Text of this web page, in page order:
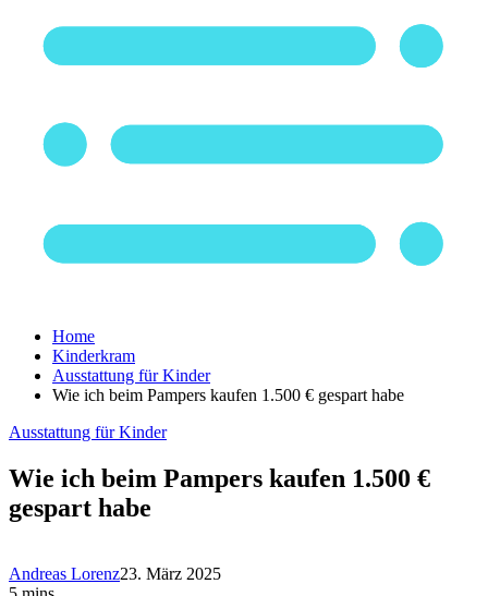
Home
Kinderkram
Ausstattung für Kinder
Wie ich beim Pampers kaufen 1.500 € gespart habe
Ausstattung für Kinder
Wie ich beim Pampers kaufen 1.500 €
gespart habe
Andreas Lorenz23. März 2025